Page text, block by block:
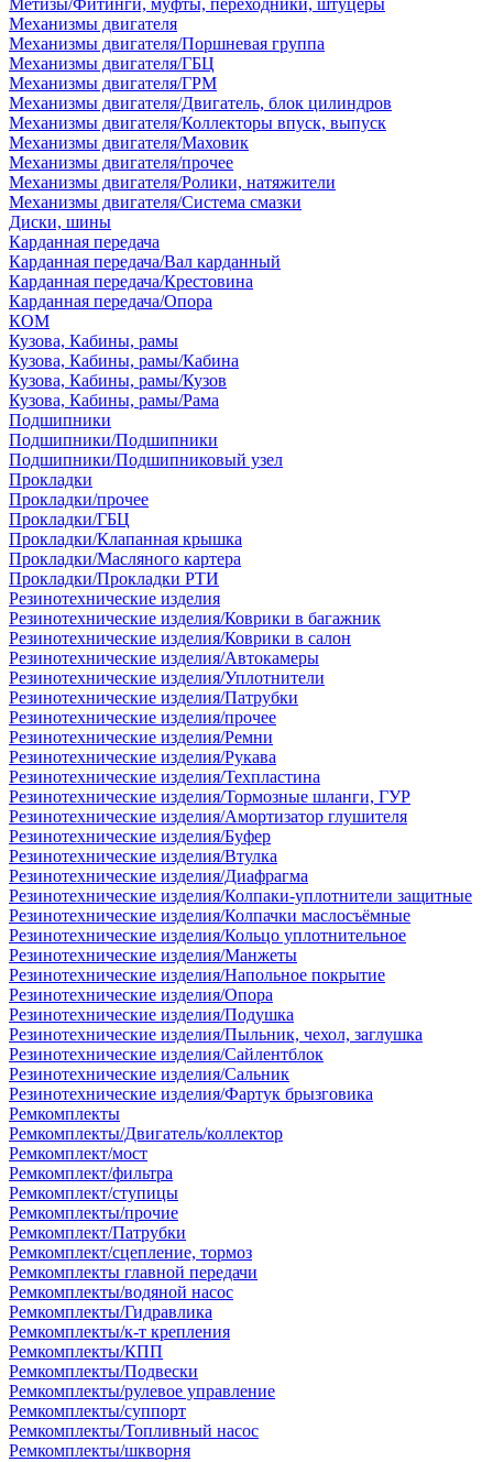
Метизы/Фитинги, муфты, переходники, штуцеры
Механизмы двигателя
Механизмы двигателя/Поршневая группа
Механизмы двигателя/ГБЦ
Механизмы двигателя/ГРМ
Механизмы двигателя/Двигатель, блок цилиндров
Механизмы двигателя/Коллекторы впуск, выпуск
Механизмы двигателя/Маховик
Механизмы двигателя/прочее
Механизмы двигателя/Ролики, натяжители
Механизмы двигателя/Система смазки
Диски, шины
Карданная передача
Карданная передача/Вал карданный
Карданная передача/Крестовина
Карданная передача/Опора
КОМ
Кузова, Кабины, рамы
Кузова, Кабины, рамы/Кабина
Кузова, Кабины, рамы/Кузов
Кузова, Кабины, рамы/Рама
Подшипники
Подшипники/Подшипники
Подшипники/Подшипниковый узел
Прокладки
Прокладки/прочее
Прокладки/ГБЦ
Прокладки/Клапанная крышка
Прокладки/Масляного картера
Прокладки/Прокладки РТИ
Резинотехнические изделия
Резинотехнические изделия/Коврики в багажник
Резинотехнические изделия/Коврики в салон
Резинотехнические изделия/Автокамеры
Резинотехнические изделия/Уплотнители
Резинотехнические изделия/Патрубки
Резинотехнические изделия/прочее
Резинотехнические изделия/Ремни
Резинотехнические изделия/Рукава
Резинотехнические изделия/Техпластина
Резинотехнические изделия/Тормозные шланги, ГУР
Резинотехнические изделия/Амортизатор глушителя
Резинотехнические изделия/Буфер
Резинотехнические изделия/Втулка
Резинотехнические изделия/Диафрагма
Резинотехнические изделия/Колпаки-уплотнители защитные
Резинотехнические изделия/Колпачки маслосъёмные
Резинотехнические изделия/Кольцо уплотнительное
Резинотехнические изделия/Манжеты
Резинотехнические изделия/Напольное покрытие
Резинотехнические изделия/Опора
Резинотехнические изделия/Подушка
Резинотехнические изделия/Пыльник, чехол, заглушка
Резинотехнические изделия/Сайлентблок
Резинотехнические изделия/Сальник
Резинотехнические изделия/Фартук брызговика
Ремкомплекты
Ремкомплекты/Двигатель/коллектор
Ремкомплект/мост
Ремкомплект/фильтра
Ремкомплект/ступицы
Ремкомплекты/прочие
Ремкомплект/Патрубки
Ремкомплект/сцепление, тормоз
Ремкомплекты главной передачи
Ремкомплекты/водяной насос
Ремкомплекты/Гидравлика
Ремкомплекты/к-т крепления
Ремкомплекты/КПП
Ремкомплекты/Подвески
Ремкомплекты/рулевое управление
Ремкомплекты/суппорт
Ремкомплекты/Топливный насос
Ремкомплекты/шкворня